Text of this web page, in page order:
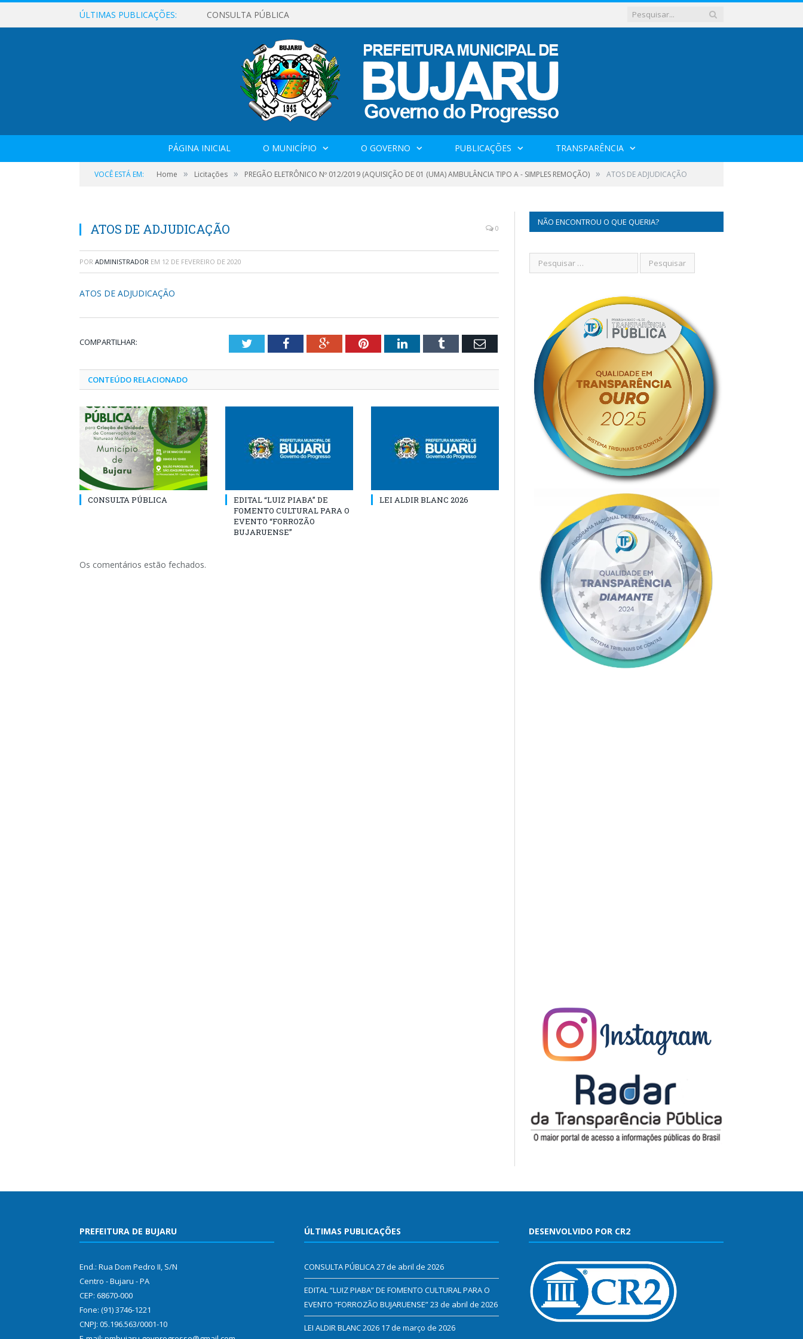
ÚLTIMAS PUBLICAÇÕES: CONSULTA PÚBLICA
PÁGINA INICIAL O MUNICÍPIO O GOVERNO PUBLICAÇÕES TRANSPARÊNCIA
VOCÊ ESTÁ EM: Home » Licitações » PREGÃO ELETRÔNICO Nº 012/2019 (AQUISIÇÃO DE 01 (UMA) AMBULÂNCIA TIPO A - SIMPLES REMOÇÃO) » ATOS DE ADJUDICAÇÃO
ATOS DE ADJUDICAÇÃO 0
POR ADMINISTRADOR EM 12 DE FEVEREIRO DE 2020
ATOS DE ADJUDICAÇÃO
COMPARTILHAR: TwitterFacebookGoogle+PinterestLinkedInTumblr Email
CONTEÚDO RELACIONADO
CONSULTA PÚBLICA
EDITAL “LUIZ PIABA” DE
FOMENTO CULTURAL PARA O
EVENTO “FORROZÃO
BUJARUENSE”
LEI ALDIR BLANC 2026
Os comentários estão fechados.
NÃO ENCONTROU O QUE QUERIA?
PREFEITURA DE BUJARU
End.: Rua Dom Pedro II, S/N
Centro - Bujaru - PA
CEP: 68670-000
Fone: (91) 3746-1221
CNPJ: 05.196.563/0001-10
ÚLTIMAS PUBLICAÇÕES
CONSULTA PÚBLICA27 de abril de 2026
EDITAL “LUIZ PIABA” DE FOMENTO CULTURAL PARA O
EVENTO “FORROZÃO BUJARUENSE”23 de abril de 2026
LEI ALDIR BLANC 2026 17 de março de 2026
DESENVOLVIDO POR CR2